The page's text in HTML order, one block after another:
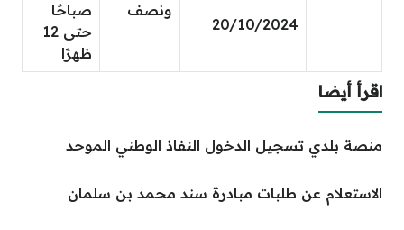
20/10/2024
ونصف
صباحًا
حتى 12
ظهرًا
اقرأ أيضا
منصة بلدي تسجيل الدخول النفاذ الوطني الموحد
الاستعلام عن طلبات مبادرة سند محمد بن سلمان